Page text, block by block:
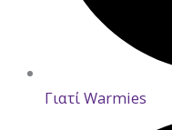
Γιατί Warmies